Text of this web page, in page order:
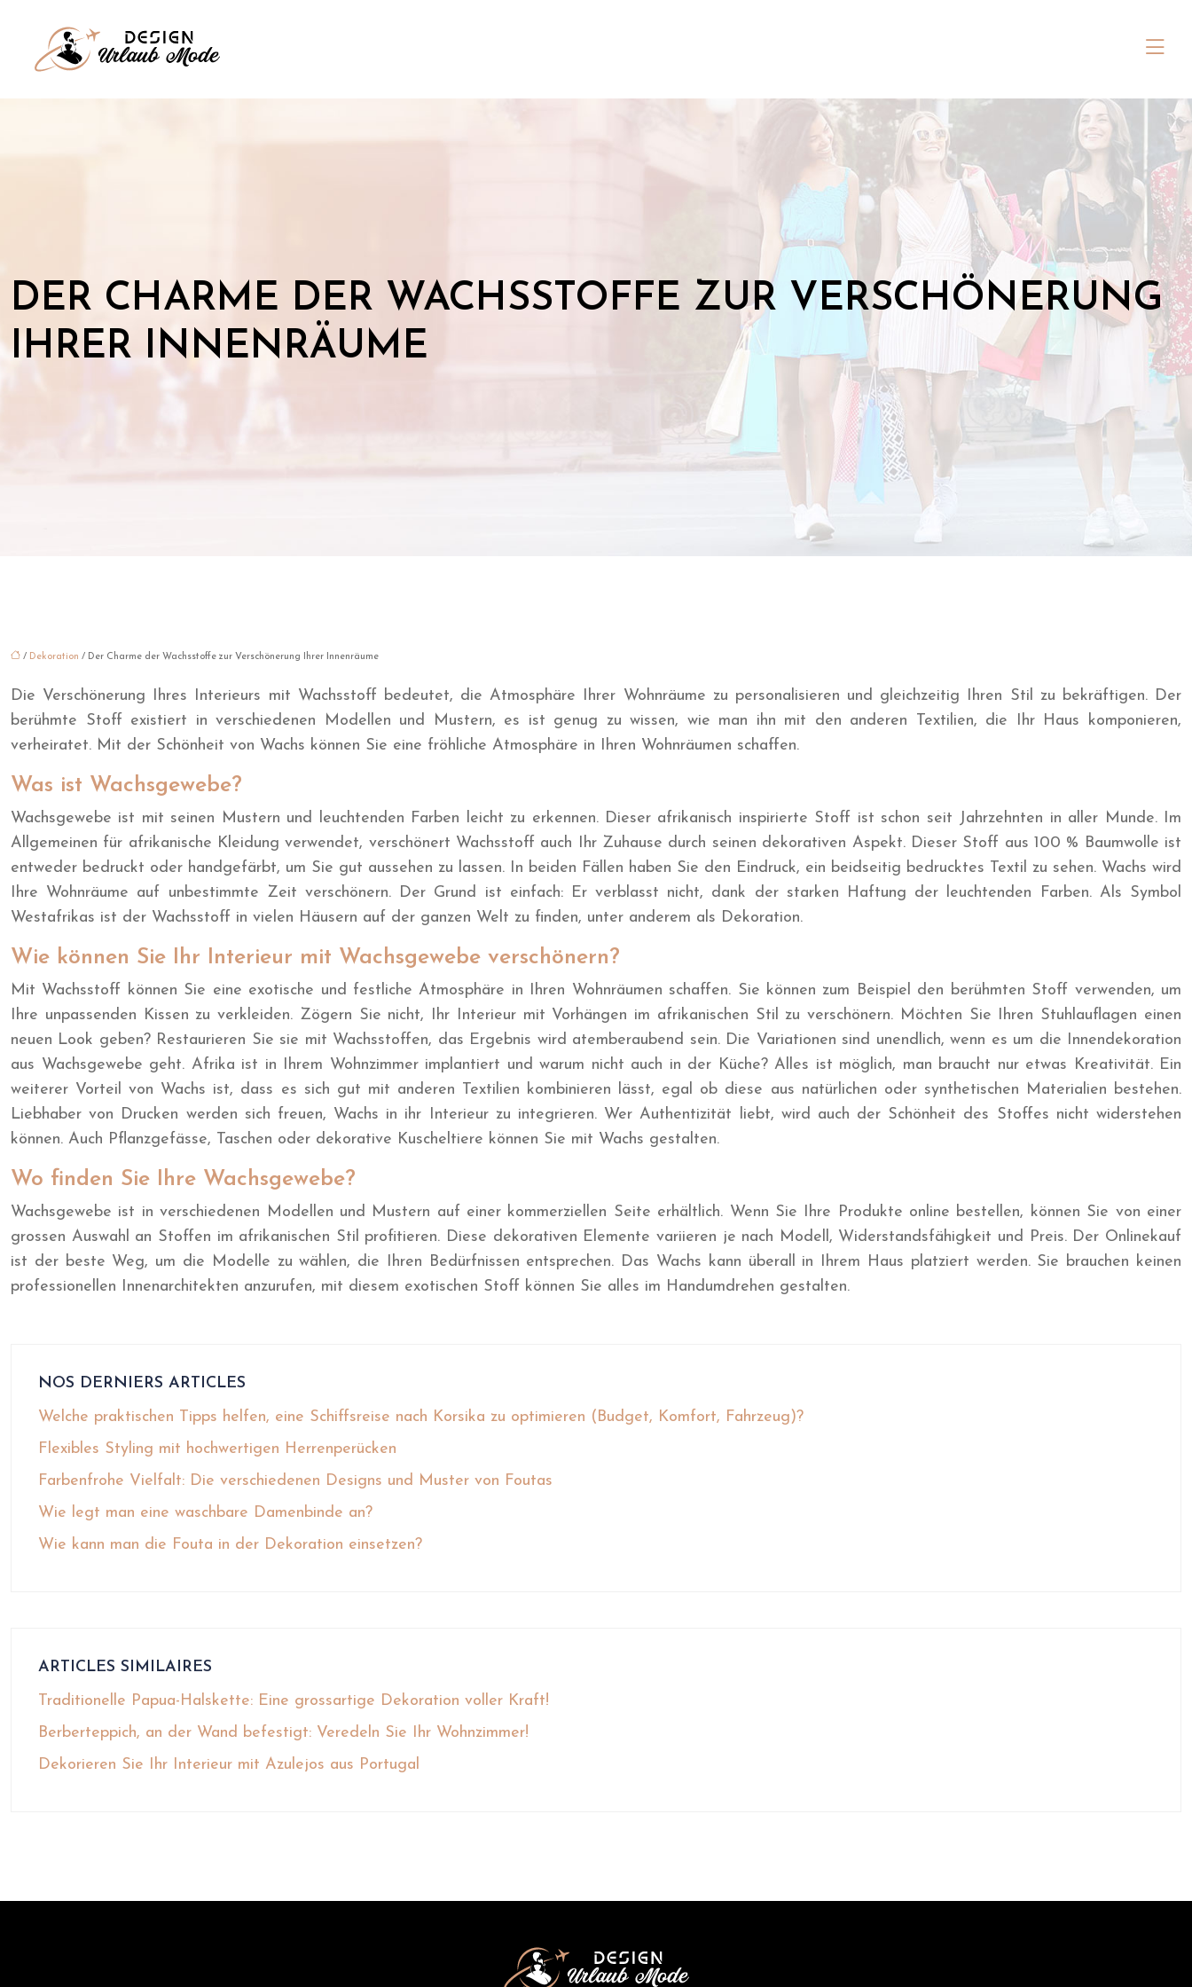
DER CHARME DER WACHSSTOFFE ZUR VERSCHÖNERUNG
IHRER INNENRÄUME
/ Dekoration / Der Charme der Wachsstoffe zur Verschönerung Ihrer Innenräume
Die Verschönerung Ihres Interieurs mit Wachsstoff bedeutet, die Atmosphäre Ihrer Wohnräume zu personalisieren und gleichzeitig Ihren Stil zu bekräftigen. Der
berühmte Stoff existiert in verschiedenen Modellen und Mustern, es ist genug zu wissen, wie man ihn mit den anderen Textilien, die Ihr Haus komponieren,
verheiratet. Mit der Schönheit von Wachs können Sie eine fröhliche Atmosphäre in Ihren Wohnräumen schaffen.
Was ist Wachsgewebe?
Wachsgewebe ist mit seinen Mustern und leuchtenden Farben leicht zu erkennen. Dieser afrikanisch inspirierte Stoff ist schon seit Jahrzehnten in aller Munde. Im
Allgemeinen für afrikanische Kleidung verwendet, verschönert Wachsstoff auch Ihr Zuhause durch seinen dekorativen Aspekt. Dieser Stoff aus 100 % Baumwolle ist
entweder bedruckt oder handgefärbt, um Sie gut aussehen zu lassen. In beiden Fällen haben Sie den Eindruck, ein beidseitig bedrucktes Textil zu sehen. Wachs wird
Ihre Wohnräume auf unbestimmte Zeit verschönern. Der Grund ist einfach: Er verblasst nicht, dank der starken Haftung der leuchtenden Farben. Als Symbol
Westafrikas ist der Wachsstoff in vielen Häusern auf der ganzen Welt zu finden, unter anderem als Dekoration.
Wie können Sie Ihr Interieur mit Wachsgewebe verschönern?
Mit Wachsstoff können Sie eine exotische und festliche Atmosphäre in Ihren Wohnräumen schaffen. Sie können zum Beispiel den berühmten Stoff verwenden, um
Ihre unpassenden Kissen zu verkleiden. Zögern Sie nicht, Ihr Interieur mit Vorhängen im afrikanischen Stil zu verschönern. Möchten Sie Ihren Stuhlauflagen einen
neuen Look geben? Restaurieren Sie sie mit Wachsstoffen, das Ergebnis wird atemberaubend sein. Die Variationen sind unendlich, wenn es um die Innendekoration
aus Wachsgewebe geht. Afrika ist in Ihrem Wohnzimmer implantiert und warum nicht auch in der Küche? Alles ist möglich, man braucht nur etwas Kreativität. Ein
weiterer Vorteil von Wachs ist, dass es sich gut mit anderen Textilien kombinieren lässt, egal ob diese aus natürlichen oder synthetischen Materialien bestehen.
Liebhaber von Drucken werden sich freuen, Wachs in ihr Interieur zu integrieren. Wer Authentizität liebt, wird auch der Schönheit des Stoffes nicht widerstehen
können. Auch Pflanzgefässe, Taschen oder dekorative Kuscheltiere können Sie mit Wachs gestalten.
Wo finden Sie Ihre Wachsgewebe?
Wachsgewebe ist in verschiedenen Modellen und Mustern auf einer kommerziellen Seite erhältlich. Wenn Sie Ihre Produkte online bestellen, können Sie von einer
grossen Auswahl an Stoffen im afrikanischen Stil profitieren. Diese dekorativen Elemente variieren je nach Modell, Widerstandsfähigkeit und Preis. Der Onlinekauf
ist der beste Weg, um die Modelle zu wählen, die Ihren Bedürfnissen entsprechen. Das Wachs kann überall in Ihrem Haus platziert werden. Sie brauchen keinen
professionellen Innenarchitekten anzurufen, mit diesem exotischen Stoff können Sie alles im Handumdrehen gestalten.
NOS DERNIERS ARTICLES
Welche praktischen Tipps helfen, eine Schiffsreise nach Korsika zu optimieren (Budget, Komfort, Fahrzeug)?
Flexibles Styling mit hochwertigen Herrenperücken
Farbenfrohe Vielfalt: Die verschiedenen Designs und Muster von Foutas
Wie legt man eine waschbare Damenbinde an?
Wie kann man die Fouta in der Dekoration einsetzen?
ARTICLES SIMILAIRES
Traditionelle Papua-Halskette: Eine grossartige Dekoration voller Kraft!
Berberteppich, an der Wand befestigt: Veredeln Sie Ihr Wohnzimmer!
Dekorieren Sie Ihr Interieur mit Azulejos aus Portugal